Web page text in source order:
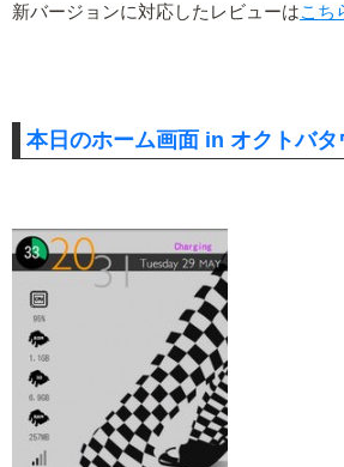
新バージョンに対応したレビューはこち
本日のホーム画面 in オクトバタ